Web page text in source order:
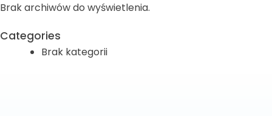
Brak archiwów do wyświetlenia.
Categories
Brak kategorii